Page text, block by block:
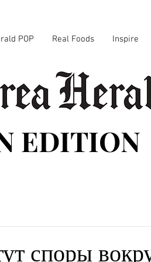
POP Real Foods Inspire
EDITION
споры